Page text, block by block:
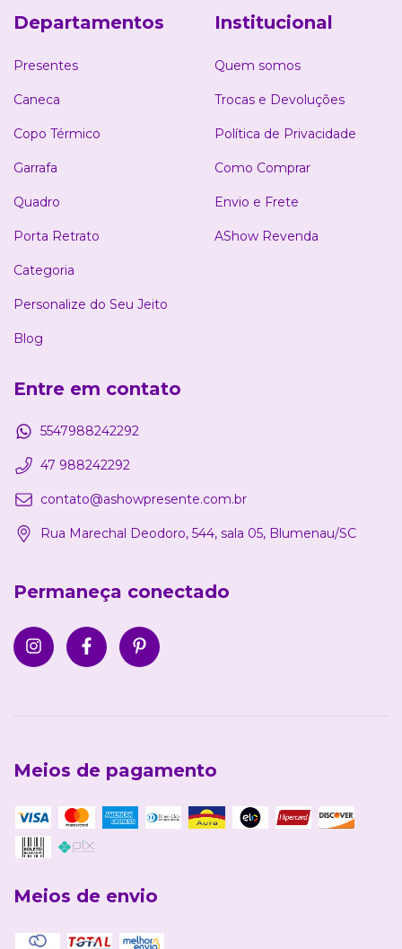
Departamentos
Presentes
Caneca
Copo Térmico
Garrafa
Quadro
Porta Retrato
Categoria
Personalize do Seu Jeito
Blog
Institucional
Quem somos
Trocas e Devoluções
Política de Privacidade
Como Comprar
Envio e Frete
AShow Revenda
Entre em contato
5547988242292
47 988242292
contato@ashowpresente.com.br
Rua Marechal Deodoro, 544, sala 05, Blumenau/SC
Permaneça conectado
Meios de pagamento
Meios de envio